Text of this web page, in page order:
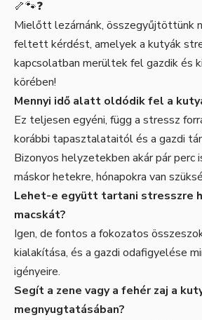
🦴🐾❓
Mielőtt lezárnánk, összegyűjtöttünk
feltett kérdést, amelyek a kutyák
kapcsolatban merültek fel gazdik és
körében!
Mennyi idő alatt oldódik fel a
Ez teljesen egyéni, függ a stressz
korábbi tapasztalataitól és a gazdi
Bizonyos helyzetekben akár pár perc
máskor hetekre, hónapokra van
Lehet-e együtt tartani stresszre
macskát?
Igen, de fontos a fokozatos
kialakítása, és a gazdi odafigyelése
igényeire.
Segít a zene vagy a fehér zaj a
megnyugtatásában?